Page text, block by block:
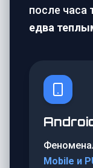
после часа
едва
Mobile и